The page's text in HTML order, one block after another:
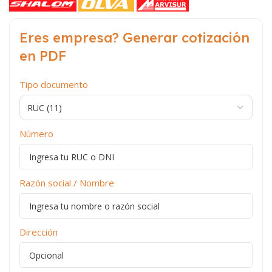
Eres empresa? Generar cotización
en PDF
Tipo documento
Número
Razón social / Nombre
Dirección